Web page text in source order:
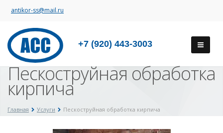
antikor-ss@mail.ru
+7 (920) 443-3003
Пескоструйная обработка
кирпича
Главная Услуги Пескоструйная обработка кирпича